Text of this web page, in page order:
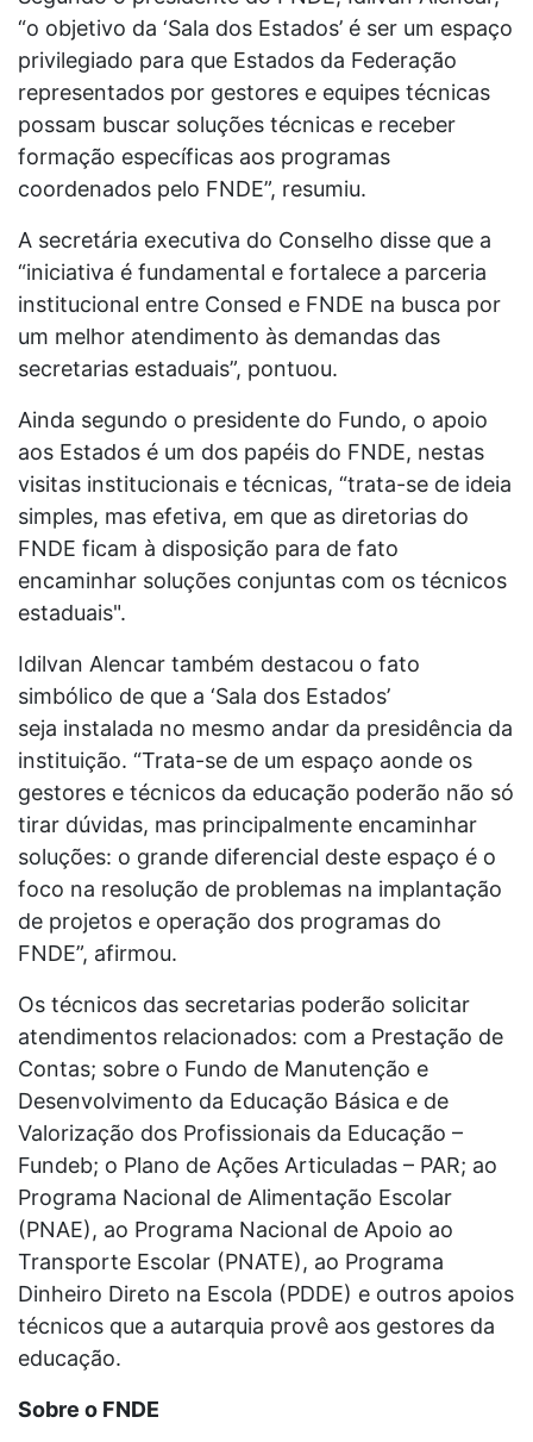
“o objetivo da ‘Sala dos Estados’ é ser um espaço
privilegiado para que Estados da Federação
representados por gestores e equipes técnicas
possam buscar soluções técnicas e receber
formação específicas aos programas
coordenados pelo FNDE”, resumiu.
A secretária executiva do Conselho disse que a
“iniciativa é fundamental e fortalece a parceria
institucional entre Consed e FNDE na busca por
um melhor atendimento às demandas das
secretarias estaduais”, pontuou.
Ainda segundo o presidente do Fundo, o apoio
aos Estados é um dos papéis do FNDE, nestas
visitas institucionais e técnicas, “trata-se de ideia
simples, mas efetiva, em que as diretorias do
FNDE ficam à disposição para de fato
encaminhar soluções conjuntas com os técnicos
estaduais".
Idilvan Alencar também destacou o fato
simbólico de que a ‘Sala dos Estados’
seja instalada no mesmo andar da presidência da
instituição. “Trata-se de um espaço aonde os
gestores e técnicos da educação poderão não só
tirar dúvidas, mas principalmente encaminhar
soluções: o grande diferencial deste espaço é o
foco na resolução de problemas na implantação
de projetos e operação dos programas do
FNDE”, afirmou.
Os técnicos das secretarias poderão solicitar
atendimentos relacionados: com a Prestação de
Contas; sobre o Fundo de Manutenção e
Desenvolvimento da Educação Básica e de
Valorização dos Profissionais da Educação –
Fundeb; o Plano de Ações Articuladas – PAR; ao
Programa Nacional de Alimentação Escolar
(PNAE), ao Programa Nacional de Apoio ao
Transporte Escolar (PNATE), ao Programa
Dinheiro Direto na Escola (PDDE) e outros apoios
técnicos que a autarquia provê aos gestores da
educação.
Sobre o FNDE